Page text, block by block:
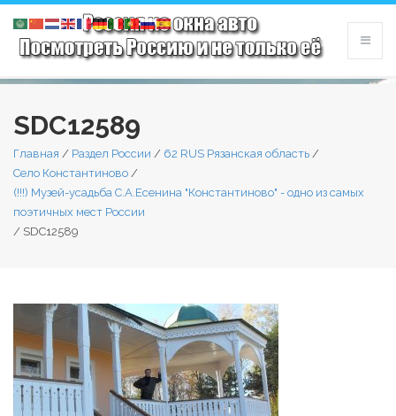
SDC12589
Главная / Раздел России / 62 RUS Рязанская область /
Село Константиново /
(!!!) Музей-усадьба С.А.Есенина "Константиново" - одно из самых
поэтичных мест России
/ SDC12589